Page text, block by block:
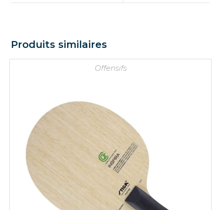
Produits similaires
Offensifs